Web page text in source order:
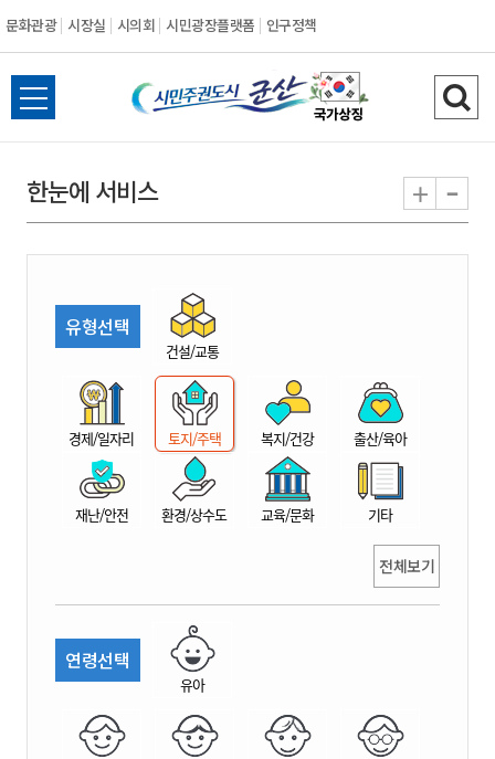
문화관광 시장실 시의회 시민광장플랫폼 인구정책
시
민
권
시
산
전
체
뉴
열
검
색
기
한눈에 서비스 + -
유형선택
건설/교통
경제/일자리 토지/주택 복지/건강 출산/육아
재난/안전 환경/상수도 교육/문화 기타
전체보기
연령선택
유아